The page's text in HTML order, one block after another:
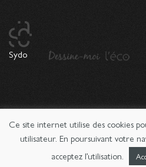
Sydo
© 2026 Copyright Sydologie.
pédagogique -
Ce site internet utilise des cookies
utilisateur. En poursuivant votre
acceptez l’utilisation.